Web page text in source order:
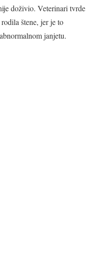
doživio. Veterinari tvrde
štene, jer je to
janjetu.